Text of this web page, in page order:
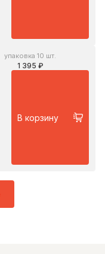
упаковка 10 шт.
1 395 ₽
В корзину